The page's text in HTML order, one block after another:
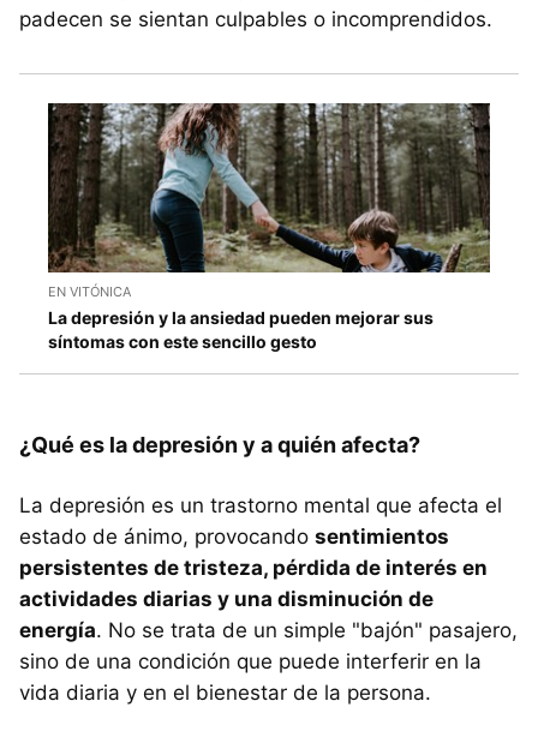
padecen se sientan culpables o incomprendidos.
EN VITÓNICA
La depresión y la ansiedad pueden mejorar sus
síntomas con este sencillo gesto
¿Qué es la depresión y a quién afecta?
La depresión es un trastorno mental que afecta el
estado de ánimo, provocando sentimientos
persistentes de tristeza, pérdida de interés en
actividades diarias y una disminución de
energía. No se trata de un simple "bajón" pasajero,
sino de una condición que puede interferir en la
vida diaria y en el bienestar de la persona.